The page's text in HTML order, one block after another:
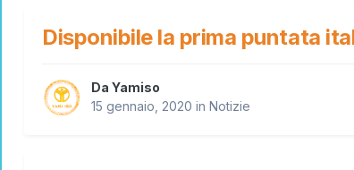
Disponibile la prima puntata
Da Yamiso
15 gennaio, 2020 in Notizie